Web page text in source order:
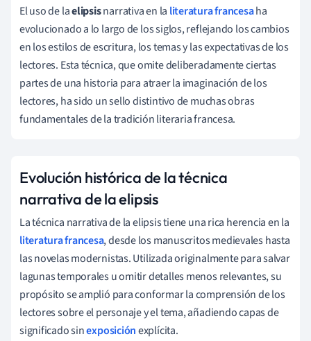
El uso de laelipsisnarrativa en la literatura francesaha
evolucionado a lo largo de los siglos, reflejando los cambios
en los estilos de escritura, los temas y las expectativas de los
lectores. Esta técnica, que omite deliberadamente ciertas
partes de una historia para atraer la imaginación de los
lectores, ha sido un sello distintivo de muchas obras
fundamentales de la tradición literaria francesa.
Evolución histórica de la técnica
narrativa de la elipsis
La técnica narrativa de la elipsis tiene una rica herencia en la
literatura francesa, desde los manuscritos medievales hasta
las novelas modernistas. Utilizada originalmente para salvar
lagunas temporales u omitir detalles menos relevantes, su
propósito se amplió para conformar la comprensión de los
lectores sobre el personaje y el tema, añadiendo capas de
significado sinexposiciónexplícita.